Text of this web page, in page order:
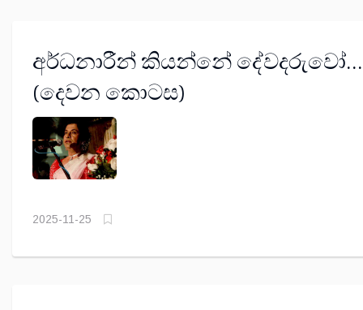
අර්ධනාරීන් කියන්නේ දේවදරුවෝ...
(දෙවන කොටස)
2025-11-25